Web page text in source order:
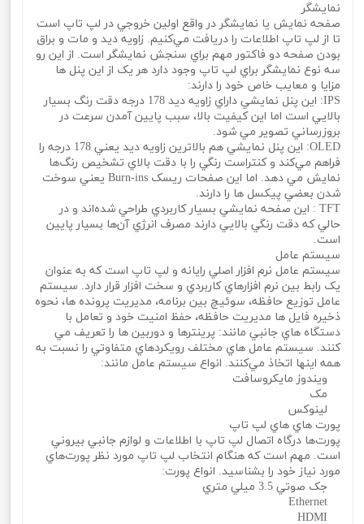
نمايشگر
صفحه نمايش يا نمايشگر در واقع اولين خروجي در لپ تاپ است
تا از لپ تاپ اطلاعات را دريافت مي‌کنيم. زاويه ديد و مات و براق
بودن صفحه دو فاکتور مهم براي سنجش نمايشگر است. از اين رو
سه نوع نمايشگر براي لپ تاپ وجود دارد هر يک از اين پنل ها
مزايا و معايب خاص خود را دارند:
IPS: اين پنل نمايشي داراي زاويه ديد 178 درجه دقت رنگ بسيار
بالايي است اما اين کيفيت بالا، سبب پايين آمدن سرعت در
بروزرساني تصوير مي‌ شود.
OLED: اين پنل نمايشي هم بالاترين زاويه ديد يعني 178 درجه را
فراهم مي‌کند و کنتراست رنگي را با دقت بالاي تشخيص رنگ‌ها
نمايش مي‌ دهد. اما اين صفحات ريسک Burn-ins يعني سوخت
شدن بعضي پيکسل ‌ها را دارند.
TFT : اين صفحه نمايشي بسيار کاربردي طراحي شده‌اند و در
حالي که دقت رنگي بالايي دارند مصرف انرژي آن‌ها بسيار پايين
است.
سيستم عامل
سيستم عامل نرم افزار اصلي رايانه و لپ تاپ است که به عنوان
يک رابط بين نرم افزارهاي کاربردي و سخت افزار قرار دارد. سيستم
عامل توزيع حافظه، سوئيچ بين برنامه، مديريت پرونده ها، نحوه
ذخيره فايل ها مديريت حافظه، حفظ امنيت خود و تعامل با
دستگاه هاي جانبي مانند: پرينترها و دوربين ها را تعريف مي‌
کنند. سيستم عامل هاي مختلف رويکردهاي متفاوتي را نسبت به
همه اينها اتخاذ مي‌کنند. انواع سيستم عامل مانند:
ويندوز مايکروسافت
مک
لينوکس
پورت هاي هاي لپ تاپ
پورت‌ها درگاه اتصال لپ تاپ با اطلاعات و لوازم جانبي بيروني
است. مهم است که هنگام انتخاب لپ تاپ مورد نظر پورت‌هاي
مورد نياز خود را بشناسيد. انواع پورت:
جک صوتي 3.5 ميلي متري